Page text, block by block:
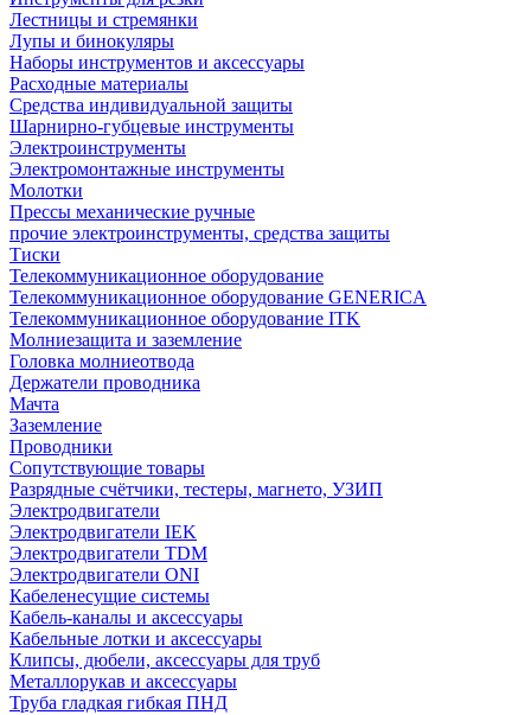
Лестницы и стремянки
Лупы и бинокуляры
Наборы инструментов и аксессуары
Расходные материалы
Средства индивидуальной защиты
Шарнирно-губцевые инструменты
Электроинструменты
Электромонтажные инструменты
Молотки
Прессы механические ручные
прочие электроинструменты, средства защиты
Тиски
Телекоммуникационное оборудование
Телекоммуникационное оборудование GENERICA
Телекоммуникационное оборудование ITK
Молниезащита и заземление
Головка молниеотвода
Держатели проводника
Мачта
Заземление
Проводники
Сопутствующие товары
Разрядные счётчики, тестеры, магнето, УЗИП
Электродвигатели
Электродвигатели IEK
Электродвигатели TDM
Электродвигатели ONI
Кабеленесущие системы
Кабель-каналы и аксессуары
Кабельные лотки и аксессуары
Клипсы, дюбели, аксессуары для труб
Металлорукав и аксессуары
Труба гладкая гибкая ПНД